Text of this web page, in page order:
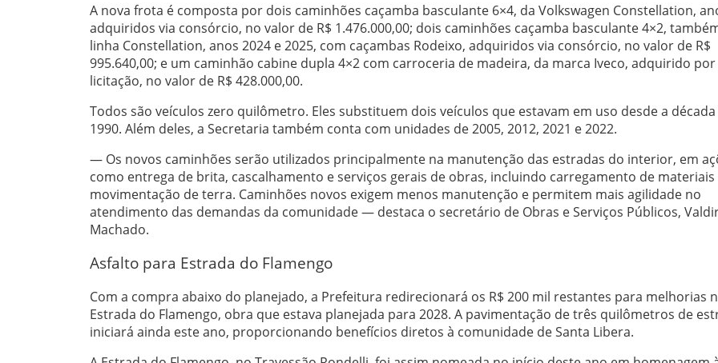
A nova frota é composta por dois caminhões caçamba basculante 6×4, da Volkswagen Constellation,
adquiridos via consórcio, no valor de R$ 1.476.000,00; dois caminhões caçamba basculante 4×2,
linha Constellation, anos 2024 e 2025, com caçambas Rodeixo, adquiridos via consórcio, no valor de R$
995.640,00; e um caminhão cabine dupla 4×2 com carroceria de madeira, da marca Iveco, adquirido por
licitação, no valor de R$ 428.000,00.
Todos são veículos zero quilômetro. Eles substituem dois veículos que estavam em uso desde a
1990. Além deles, a Secretaria também conta com unidades de 2005, 2012, 2021 e 2022.
— Os novos caminhões serão utilizados principalmente na manutenção das estradas do interior, em
como entrega de brita, cascalhamento e serviços gerais de obras, incluindo carregamento de materiais
movimentação de terra. Caminhões novos exigem menos manutenção e permitem mais agilidade no
atendimento das demandas da comunidade — destaca o secretário de Obras e Serviços Públicos,
Machado.
Asfalto para Estrada do Flamengo
Com a compra abaixo do planejado, a Prefeitura redirecionará os R$ 200 mil restantes para melhorias
Estrada do Flamengo, obra que estava planejada para 2028. A pavimentação de três quilômetros de
iniciará ainda este ano, proporcionando benefícios diretos à comunidade de Santa Libera.